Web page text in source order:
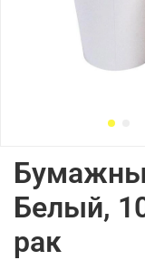
Белый,
рак